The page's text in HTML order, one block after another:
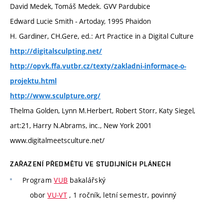
David Medek, Tomáš Medek. GVV Pardubice
Edward Lucie Smith - Artoday, 1995 Phaidon
H. Gardiner, CH.Gere, ed.: Art Practice in a Digital Culture
http://digitalsculpting.net/
http://opvk.ffa.vutbr.cz/texty/zakladni-informace-o-
projektu.html
http://www.sculpture.org/
Thelma Golden, Lynn M.Herbert, Robert Storr, Katy Siegel,
art:21, Harry N.Abrams, inc., New York 2001
www.digitalmeetsculture.net/
ZAŘAZENÍ PŘEDMĚTU VE STUDIJNÍCH PLÁNECH
ProgramVUB bakalářský
oborVU-VT, 1 ročník, letní semestr, povinný